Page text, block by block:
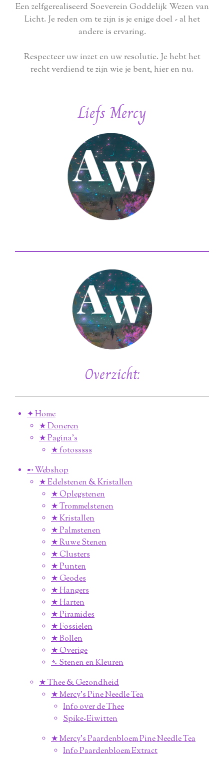
Een zelfgerealiseerd Soeverein Goddelijk Wezen van
Licht. Je reden om te zijn is je enige doel - al het
andere is ervaring.
Respecteer uw inzet en uw resolutie. Je hebt het
recht verdiend te zijn wie je bent, hier en nu.
Liefs Mercy
Overzicht:
✦ Home
★ Doneren
★ Pagina’s
★ fotosssss
➸ Webshop
★ Edelstenen & Kristallen
★ Oplegstenen
★ Trommelstenen
★ Kristallen
★ Palmstenen
★ Ruwe Stenen
★ Clusters
★ Punten
★ Geodes
★ Hangers
★ Harten
★ Piramides
★ Fossielen
★ Bollen
★ Overige
➴ Stenen en Kleuren
★ Thee & Gezondheid
★ Mercy's Pine Needle Tea
Info over de Thee
Spike-Eiwitten
★ Mercy's Paardenbloem Pine Needle Tea
Info Paardenbloem Extract